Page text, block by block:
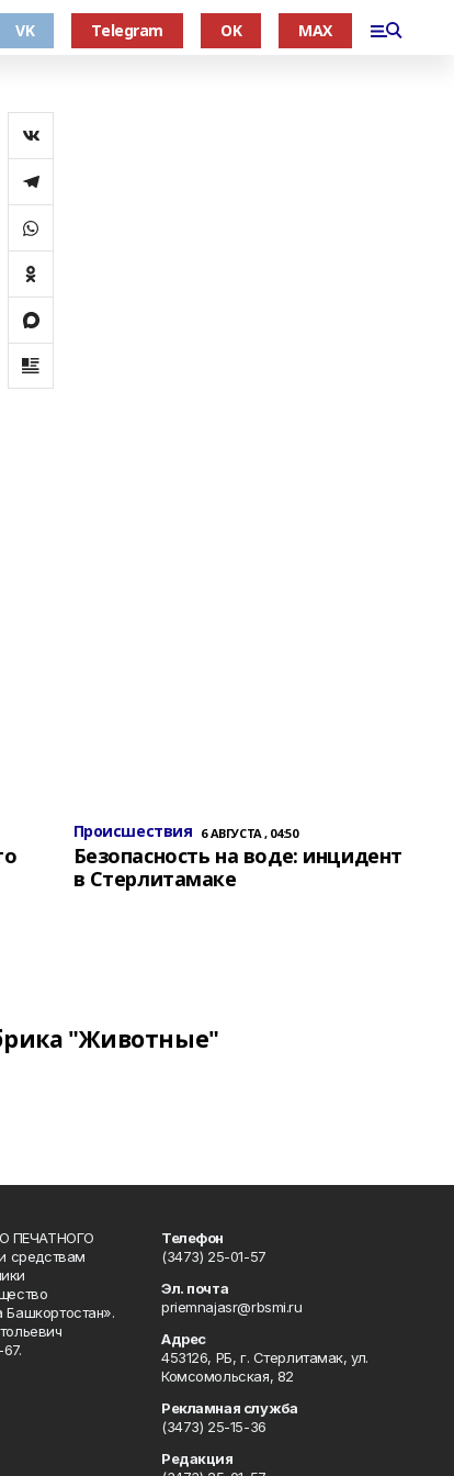
VK Telegram OK MAX
Происшествия 6 АВГУСТА , 04:50
Безопасность на воде: инцидент
в Стерлитамаке
"Животные"
ПЕЧАТНОГО
средствам
Башкортостан».
Телефон
(3473) 25-01-57
Эл. почта
priemnajasr@rbsmi.ru
Адрес
453126, РБ, г. Стерлитамак, ул.
Комсомольская, 82
Рекламная служба
(3473) 25-15-36
Редакция